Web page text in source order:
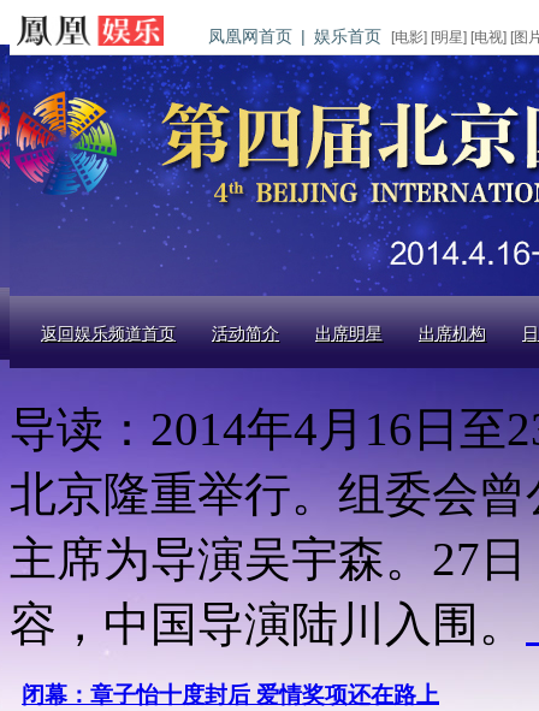
凤凰网首页 | 娱乐首页 [电影] [明星] [电视] [图
返回娱乐频道首页 活动简介 出席明星 出席机构
导读： 2014年4月16日至
北京隆重举行。组委会
主席为导演吴宇森。27
容，中国导演陆川入围。
闭幕：章子怡十度封后 爱情奖项还在路上